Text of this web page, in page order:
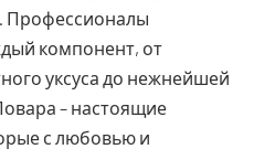
Профессионалы
компонент, от
уксуса до нежнейшей
– настоящие
с любовью и